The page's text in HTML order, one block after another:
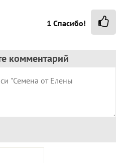
1 Спасибо!
комментарий